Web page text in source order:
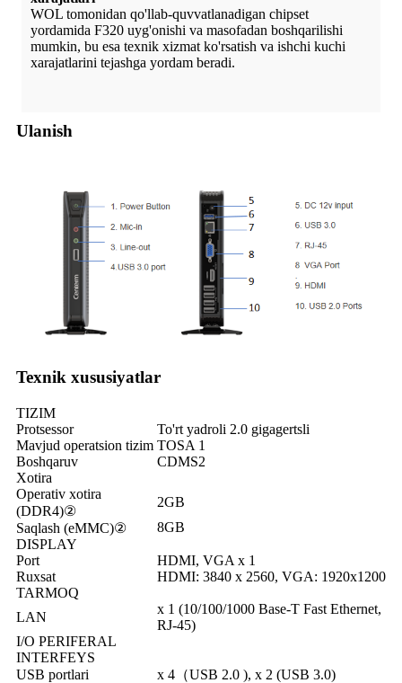
WOL tomonidan qo'llab-quvvatlanadigan chipset
yordamida F320 uyg'onishi va masofadan boshqarilishi
mumkin, bu esa texnik xizmat ko'rsatish va ishchi kuchi
xarajatlarini tejashga yordam beradi.
Ulanish
Texnik xususiyatlar
TIZIM
Protsessor
To'rt yadroli 2.0 gigagertsli
Mavjud operatsion tizim TOSA 1
Boshqaruv
CDMS2
Xotira
Operativ xotira
(DDR4)②
2GB
Saqlash (eMMC)②
8GB
DISPLAY
Port
HDMI, VGA x 1
Ruxsat
HDMI: 3840 x 2560, VGA: 1920x1200
TARMOQ
LAN
x 1 (10/100/1000 Base-T Fast Ethernet,
RJ-45)
I/O PERIFERAL
INTERFEYS
USB portlari
x 4（USB 2.0 ), x 2 (USB 3.0)